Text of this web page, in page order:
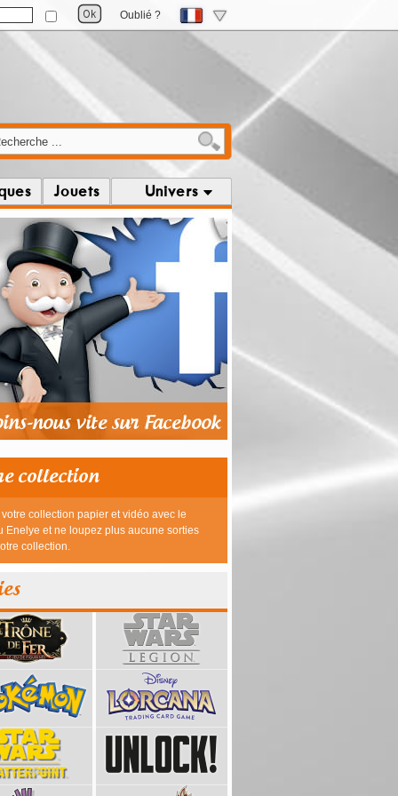
Oublié ?
Jouets Univers
39,95 € 23,95 €
collection
collection papier et vidéo avec le
Enelye et ne loupez plus aucune sorties
collection.